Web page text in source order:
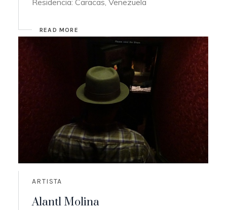
READ MORE
ARTISTA
Alantl Molina